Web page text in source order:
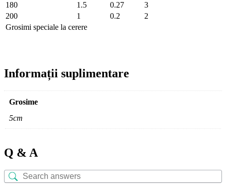
180
1.5 0.27
3
200
1 0.2
2
Grosimi speciale la cerere
Informații suplimentare
Grosime
5cm
Q & A